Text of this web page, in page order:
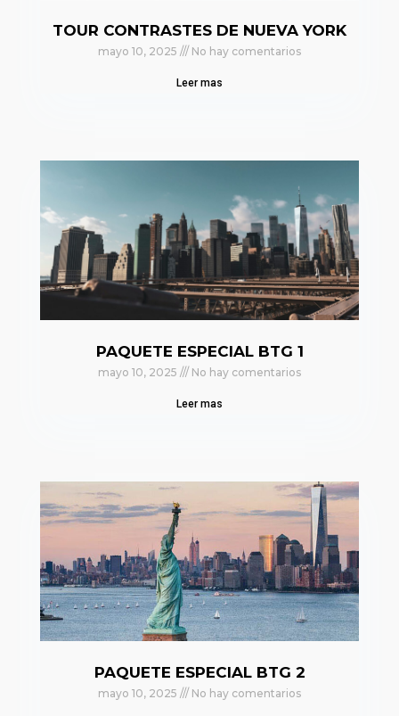
TOUR CONTRASTES DE NUEVA YORK
mayo 10, 2025 No hay comentarios
Leer mas
PAQUETE ESPECIAL BTG 1
mayo 10, 2025 No hay comentarios
Leer mas
PAQUETE ESPECIAL BTG 2
mayo 10, 2025 No hay comentarios